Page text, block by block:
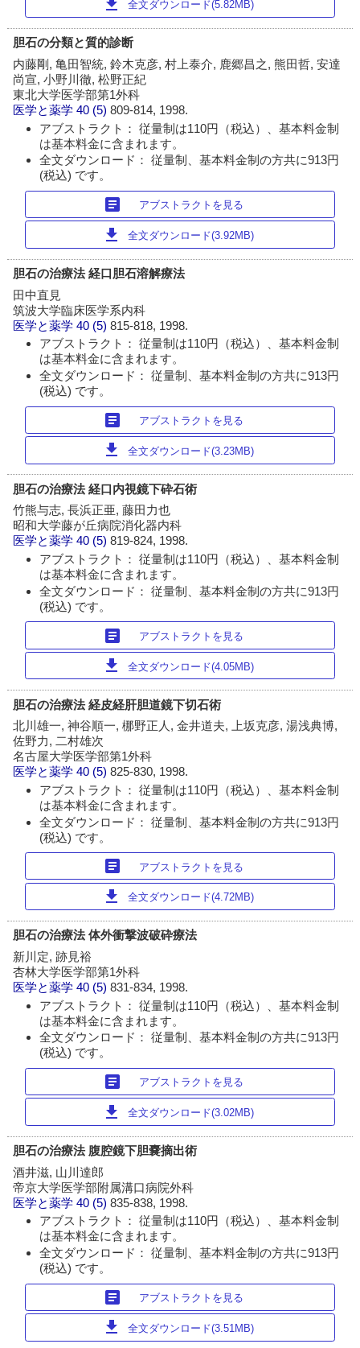
download 全文ダウンロード(5.82MB)
胆石の分類と質的診断
内藤剛, 亀田智統, 鈴木克彦, 村上泰介, 鹿郷昌之, 熊田哲, 安達
尚宣, 小野川徹, 松野正紀
東北大学医学部第1外科
医学と薬学 40 (5)809-814, 1998.
アブストラクト： 従量制は110円（税込）、基本料金制
は基本料金に含まれます。
全文ダウンロード： 従量制、基本料金制の方共に913円
(税込) です。
article アブストラクトを見る
download 全文ダウンロード(3.92MB)
胆石の治療法 経口胆石溶解療法
田中直見
筑波大学臨床医学系内科
医学と薬学 40 (5)815-818, 1998.
アブストラクト： 従量制は110円（税込）、基本料金制
は基本料金に含まれます。
全文ダウンロード： 従量制、基本料金制の方共に913円
(税込) です。
article アブストラクトを見る
download 全文ダウンロード(3.23MB)
胆石の治療法 経口内視鏡下砕石術
竹熊与志, 長浜正亜, 藤田力也
昭和大学藤が丘病院消化器内科
医学と薬学 40 (5)819-824, 1998.
アブストラクト： 従量制は110円（税込）、基本料金制
は基本料金に含まれます。
全文ダウンロード： 従量制、基本料金制の方共に913円
(税込) です。
article アブストラクトを見る
download 全文ダウンロード(4.05MB)
胆石の治療法 経皮経肝胆道鏡下切石術
北川雄一, 神谷順一, 梛野正人, 金井道夫, 上坂克彦, 湯浅典博,
佐野力, 二村雄次
名古屋大学医学部第1外科
医学と薬学 40 (5)825-830, 1998.
アブストラクト： 従量制は110円（税込）、基本料金制
は基本料金に含まれます。
全文ダウンロード： 従量制、基本料金制の方共に913円
(税込) です。
article アブストラクトを見る
download 全文ダウンロード(4.72MB)
胆石の治療法 体外衝撃波破砕療法
新川定, 跡見裕
杏林大学医学部第1外科
医学と薬学 40 (5)831-834, 1998.
アブストラクト： 従量制は110円（税込）、基本料金制
は基本料金に含まれます。
全文ダウンロード： 従量制、基本料金制の方共に913円
(税込) です。
article アブストラクトを見る
download 全文ダウンロード(3.02MB)
胆石の治療法 腹腔鏡下胆嚢摘出術
酒井滋, 山川達郎
帝京大学医学部附属溝口病院外科
医学と薬学 40 (5)835-838, 1998.
アブストラクト： 従量制は110円（税込）、基本料金制
は基本料金に含まれます。
全文ダウンロード： 従量制、基本料金制の方共に913円
(税込) です。
article アブストラクトを見る
download 全文ダウンロード(3.51MB)